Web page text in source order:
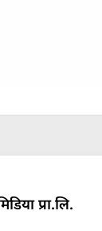
प्रा.लि.